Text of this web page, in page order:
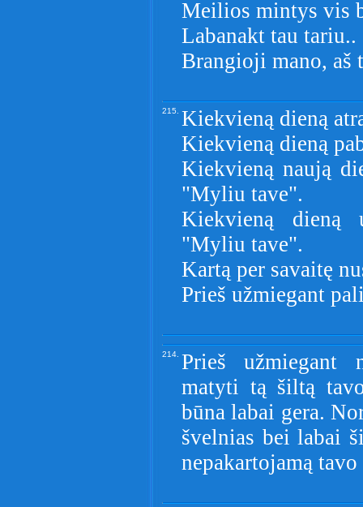
Meilios mintys vis
Labanakt tau tariu..
Brangioji mano, aš
215. Kiekvieną dieną
Kiekvieną dieną
Kiekvieną naują
"Myliu tave".
Kiekvieną dieną
"Myliu tave".
Kartą per savaitę
Prieš užmiegant
214. Prieš užmiegant
matyti tą šiltą
būna labai gera.
švelnias bei labai
nepakartojamą